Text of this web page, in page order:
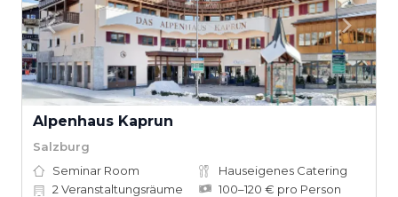
Alpenhaus Kaprun
Salzburg
Seminar Room
Hauseigenes Catering
2 Veranstaltungsräume
100–120 € pro Person